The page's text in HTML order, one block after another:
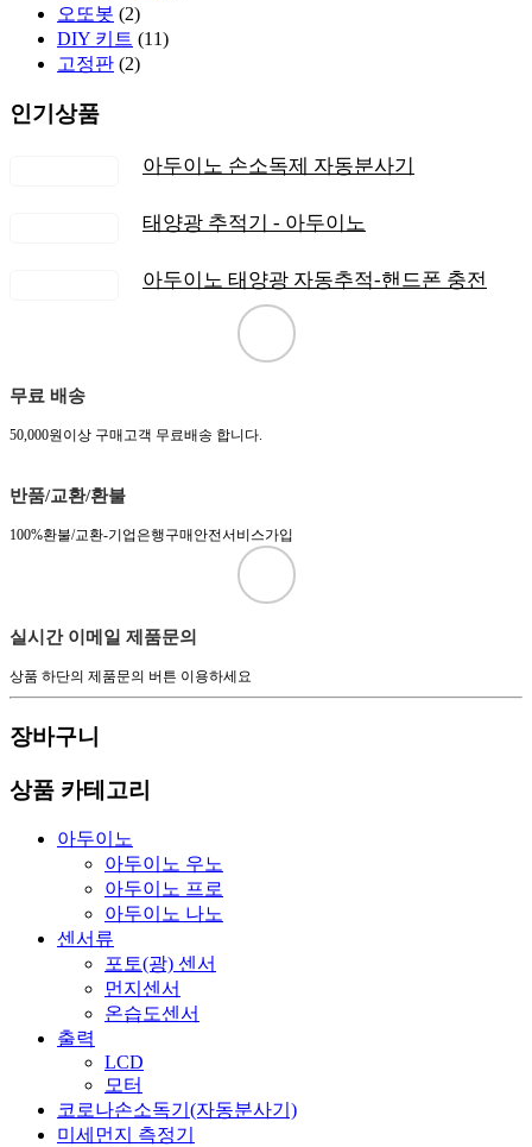
오또봇 (2)
DIY 키트 (11)
고정판 (2)
인기상품
아두이노 손소독제 자동분사기
태양광 추적기 - 아두이노
아두이노 태양광 자동추적-핸드폰 충전
무료 배송
50,000원이상 구매고객 무료배송 합니다.
반품/교환/환불
100%환불/교환-기업은행구매안전서비스가입
실시간 이메일 제품문의
상품 하단의 제품문의 버튼 이용하세요
장바구니
상품 카테고리
아두이노
아두이노 우노
아두이노 프로
아두이노 나노
센서류
포토(광) 센서
먼지센서
온습도센서
출력
LCD
모터
코로나손소독기(자동분사기)
미세먼지 측정기